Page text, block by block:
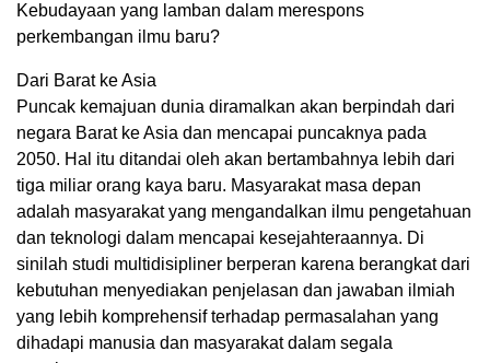
Kebudayaan yang lamban dalam merespons
perkembangan ilmu baru?
Dari Barat ke Asia
Puncak kemajuan dunia diramalkan akan berpindah dari
negara Barat ke Asia dan mencapai puncaknya pada
2050. Hal itu ditandai oleh akan bertambahnya lebih dari
tiga miliar orang kaya baru. Masyarakat masa depan
adalah masyarakat yang mengandalkan ilmu pengetahuan
dan teknologi dalam mencapai kesejahteraannya. Di
sinilah studi multidisipliner berperan karena berangkat dari
kebutuhan menyediakan penjelasan dan jawaban ilmiah
yang lebih komprehensif terhadap permasalahan yang
dihadapi manusia dan masyarakat dalam segala